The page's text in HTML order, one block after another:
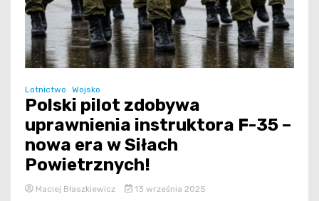
Lotnictwo Wojsko
Polski pilot zdobywa
uprawnienia instruktora F-35 –
nowa era w Siłach
Powietrznych!
Maciej Błaszkiewicz 13 września 2025